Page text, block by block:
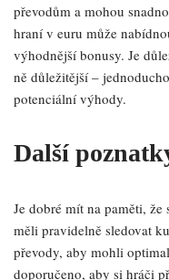
převodům a mohou
hraní v euru může
výhodnější bonusy. Je
ně důležitější –
potenciální výhody.
Další
Je dobré mít na paměti,
měli pravidelně sledovat
převody, aby mohli
doporučeno, aby si hráči